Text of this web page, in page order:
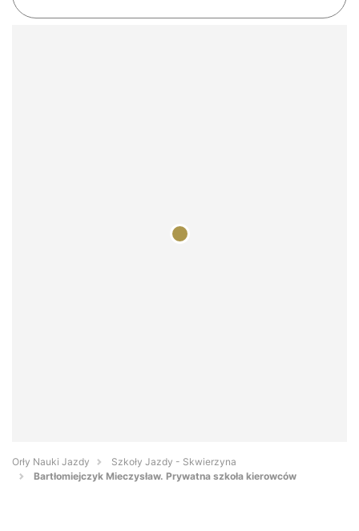
Orły Nauki Jazdy
Szkoły Jazdy - Skwierzyna
Bartłomiejczyk Mieczysław. Prywatna szkoła kierowców